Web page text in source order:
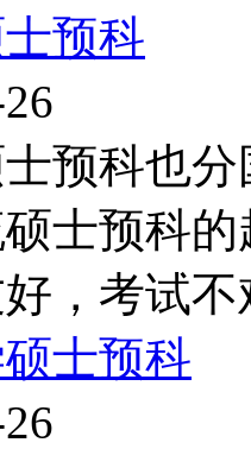
预科
预科也
士预科
，考试
士预科